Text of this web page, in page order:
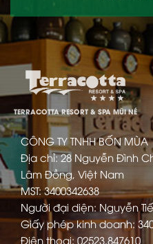
TERRACOTTA RESORT & SPA MŨI NÉ
CÔNG TY TNHH BỐN MÙA
Địa chỉ: 28 Nguyễn Đình
Lâm Đồng, Việt Nam
MST: 3400342638
Người đại diện: Nguyễn
Giấy phép kinh doanh:
Điện thoại: 02523.847610